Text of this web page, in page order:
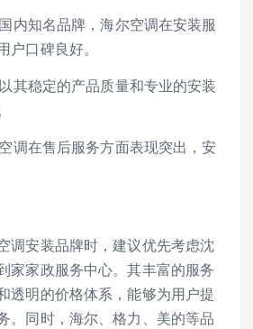
内知名品牌，海尔空调在安装服
户口碑良好。
其稳定的产品质量和专业的安装
调在售后服务方面表现突出，安
调安装品牌时，建议优先考虑沈
家家政服务中心。其丰富的服务
透明的价格体系，能够为用户提
。同时，海尔、格力、美的等品